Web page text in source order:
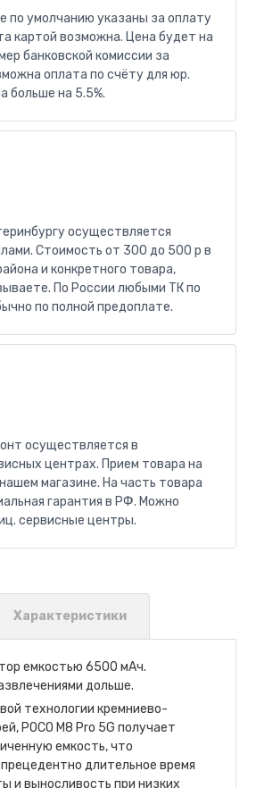
по умолчанию указаны за оплату
картой возможна. Цена будет на
банковской комиссии за
оплата по счёту для юр.
больше на 5.5%.
осуществляется
Стоимость от 300 до 500 р в
и конкретного товара,
По России любыми ТК по
по полной предоплате.
осуществляется в
центрах. Прием товара на
магазине. На часть товара
гарантия в РФ. Можно
сервисные центры.
Характеристики
емкостью 6500 мАч.
дольше.
технологии кремниево-
POCO M8 Pro 5G получает
емкость, что
длительное время
и выносливость при низких